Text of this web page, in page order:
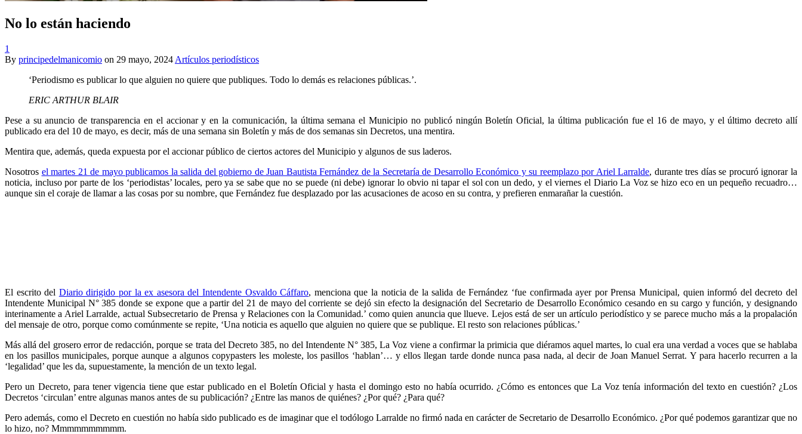
No lo están haciendo
1
By principedelmanicomio on 29 mayo, 2024 Artículos periodísticos
‘Periodismo es publicar lo que alguien no quiere que publiques. Todo lo demás es relaciones públicas.’.
ERIC ARTHUR BLAIR
Pese a su anuncio de transparencia en el accionar y en la comunicación, la última semana el Municipio no publicó ningún Boletín Oficial, la última publicación fue el 16 de mayo, y el último decreto allí
publicado era del 10 de mayo, es decir, más de una semana sin Boletín y más de dos semanas sin Decretos, una mentira.
Mentira que, además, queda expuesta por el accionar público de ciertos actores del Municipio y algunos de sus laderos.
Nosotros el martes 21 de mayo publicamos la salida del gobierno de Juan Bautista Fernández de la Secretaría de Desarrollo Económico y su reemplazo por Ariel Larralde, durante tres días se procuró ignorar la
noticia, incluso por parte de los ‘periodistas’ locales, pero ya se sabe que no se puede (ni debe) ignorar lo obvio ni tapar el sol con un dedo, y el viernes el Diario La Voz se hizo eco en un pequeño recuadro…
aunque sin el coraje de llamar a las cosas por su nombre, que Fernández fue desplazado por las acusaciones de acoso en su contra, y prefieren enmarañar la cuestión.
El escrito del Diario dirigido por la ex asesora del Intendente Osvaldo Cáffaro, menciona que la noticia de la salida de Fernández ‘fue confirmada ayer por Prensa Municipal, quien informó del decreto del
Intendente Municipal N° 385 donde se expone que a partir del 21 de mayo del corriente se dejó sin efecto la designación del Secretario de Desarrollo Económico cesando en su cargo y función, y designando
interinamente a Ariel Larralde, actual Subsecretario de Prensa y Relaciones con la Comunidad.’ como quien anuncia que llueve. Lejos está de ser un artículo periodístico y se parece mucho más a la propalación
del mensaje de otro, porque como comúnmente se repite, ‘Una noticia es aquello que alguien no quiere que se publique. El resto son relaciones públicas.’
Más allá del grosero error de redacción, porque se trata del Decreto 385, no del Intendente N° 385, La Voz viene a confirmar la primicia que diéramos aquel martes, lo cual era una verdad a voces que se hablaba
en los pasillos municipales, porque aunque a algunos copypasters les moleste, los pasillos ‘hablan’… y ellos llegan tarde donde nunca pasa nada, al decir de Joan Manuel Serrat. Y para hacerlo recurren a la
‘legalidad’ que les da, supuestamente, la mención de un texto legal.
Pero un Decreto, para tener vigencia tiene que estar publicado en el Boletín Oficial y hasta el domingo esto no había ocurrido. ¿Cómo es entonces que La Voz tenía información del texto en cuestión? ¿Los
Decretos ‘circulan’ entre algunas manos antes de su publicación? ¿Entre las manos de quiénes? ¿Por qué? ¿Para qué?
Pero además, como el Decreto en cuestión no había sido publicado es de imaginar que el todólogo Larralde no firmó nada en carácter de Secretario de Desarrollo Económico. ¿Por qué podemos garantizar que no
lo hizo, no? Mmmmmmmmmm.